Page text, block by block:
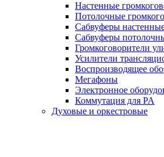
Настенные
Потолочные
Сабвуферы
Сабвуферы
Громкоговорители
Усилители
Воспроизводящее
Мегафоны
Электронное
Коммутация для PA
Духовые и оркестровые